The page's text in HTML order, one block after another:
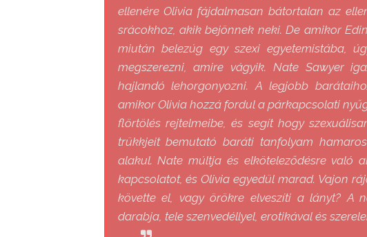
ellenére Olivia fájdalmasan bátortalan az
srácokhoz, akik bejönnek neki. De amikor
miután belezúg egy szexi egyetemistába,
megszerezni, amire vágyik. Nate Sawyer
hajlandó lehorgonyozni. A legjobb
amikor Olivia hozzá fordul a párkapcsolati
flörtölés rejtelmeibe, és segít hogy
trükkjeit bemutató baráti tanfolyam
alakul. Nate múltja és elköteleződésre való
kapcsolatot, és Olivia egyedül marad. Vajon
követte el, vagy örökre elveszíti a lányt? A
darabja, tele szenvedéllyel, erotikával és